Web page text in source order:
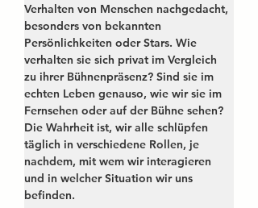
Verhalten von Menschen nachgedacht,
besonders von bekannten
Persönlichkeiten oder Stars. Wie
verhalten sie sich privat im Vergleich
zu ihrer Bühnenpräsenz? Sind sie im
echten Leben genauso, wie wir sie im
Fernsehen oder auf der Bühne sehen?
Die Wahrheit ist, wir alle schlüpfen
täglich in verschiedene Rollen, je
nachdem, mit wem wir interagieren
und in welcher Situation wir uns
befinden.